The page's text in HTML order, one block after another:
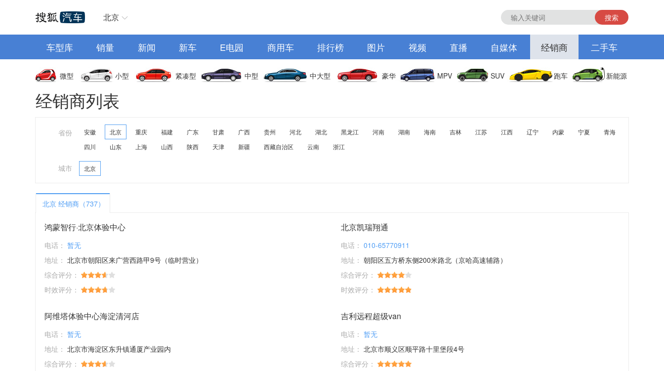
北京 搜索
车型库 销量 新闻 新车 E电园 商用车 排行榜 图片 视频 直播 自媒体 经销商 二手车
微型 小型 紧凑型 中型 中大型 豪华 MPV SUV 跑车 新能源
经销商列表
省份 安徽 北京 重庆 福建 广东 甘肃 广西 贵州 河北 湖北 黑龙江 河南 湖南 海南 吉林 江苏 江西 辽宁 内蒙 宁夏
青海
四川
山东 上海 山西 陕西 天津 新疆 西藏自治区 云南 浙江
城市 北京
北京 经销商（737）
鸿蒙智行·北京体验中心
电话： 暂无
地址： 北京市朝阳区来广营西路甲9号（临时营业）
综合评分：
时效评分：
北京凯瑞翔通
电话： 010-65770911
地址： 朝阳区五方桥东侧200米路北（京哈高速辅路）
综合评分：
时效评分：
阿维塔体验中心海淀清河店
电话： 暂无
地址： 北京市海淀区东升镇通厦产业园内
综合评分：
吉利远程超级van
电话： 暂无
地址： 北京市顺义区顺平路十里堡段4号
综合评分：